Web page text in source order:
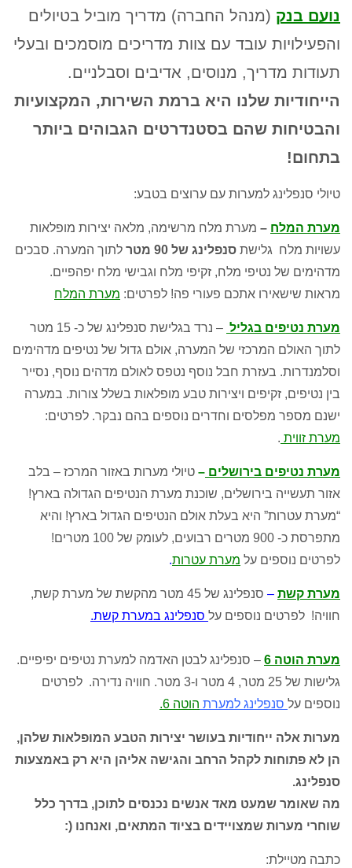
נועם בנק (מנהל החברה) מדריך מוביל בטיולים
והפעילויות עובד עם צוות מדריכים מוסמכים ובעלי
תעודות מדריך, מנוסים, אדיבים וסבלניים.
הייחודיות שלנו היא ברמת השירות, המקצועיות
והבטיחות שהם בסטנדרטים הגבוהים ביותר
בתחום!
טיולי סנפלינג למערות עם ערוצים בטבע:
מערת המלח – מערת מלח מרשימה, מלאה יצירות מופלאות
עשויות מלח גלישת סנפלינג של 90 מטר
לתוך המערה. סבכים
מדהימים של נטיפי מלח, זקיפי מלח וגבישי מלח יפהפיים.
מראות שישאירו אתכם פעורי פה! לפרטים: מערת המלח
מערת נטיפים בגליל
– נרד בגלישת סנפלינג של כ- 15 מטר
לתוך האולם המרכזי של המערה, אולם גדול של נטיפים מדהימים
וסלמנדרות. בעזרת חבל נוסף נטפס לאולם מדהים נוסף, נסייר
בין נטיפים, זקיפים ויצירות טבע מופלאות בשלל צורות. במערה
ישנם מספר מפלסים וחדרים נוספים בהם נבקר. לפרטים:
מערת זווית .
מערת נטיפים בירושלים – טיולי מערות באזור המרכז – בלב
אזור תעשייה בירושלים, שוכנת מערת הנטיפים הגדולה בארץ!
“מערת עטרות” היא בעלת אולם הנטיפים הגדול בארץ! והיא
מתפרסת כ- 900 מטרים רבועים, לעומק של 100 מטרים!
לפרטים נוספים על מערת עטרות.
מערת קשת –
סנפלינג של 45 מטר מהקשת של מערת קשת,
חוויה! לפרטים נוספים על סנפלינג במערת קשת.
מערת הוטה 6
– סנפלינג לבטן האדמה למערת נטיפים יפיפיים.
גלישות של 25 מטר, 4 מטר ו-3 מטר. חוויה נדירה. לפרטים
נוספים על סנפלינג למערת הוטה 6.
מערות אלה ייחודיות בעושר יצירות הטבע המופלאות שלהן,
הן לא פתוחות לקהל הרחב והגישה אליהן היא רק באמצעות
סנפלינג.
מה שאומר שמעט מאד אנשים נכנסים לתוכן, בדרך כלל
שוחרי מערות שמצויידים בציוד המתאים, ואנחנו (:
כתבה מטיילת: